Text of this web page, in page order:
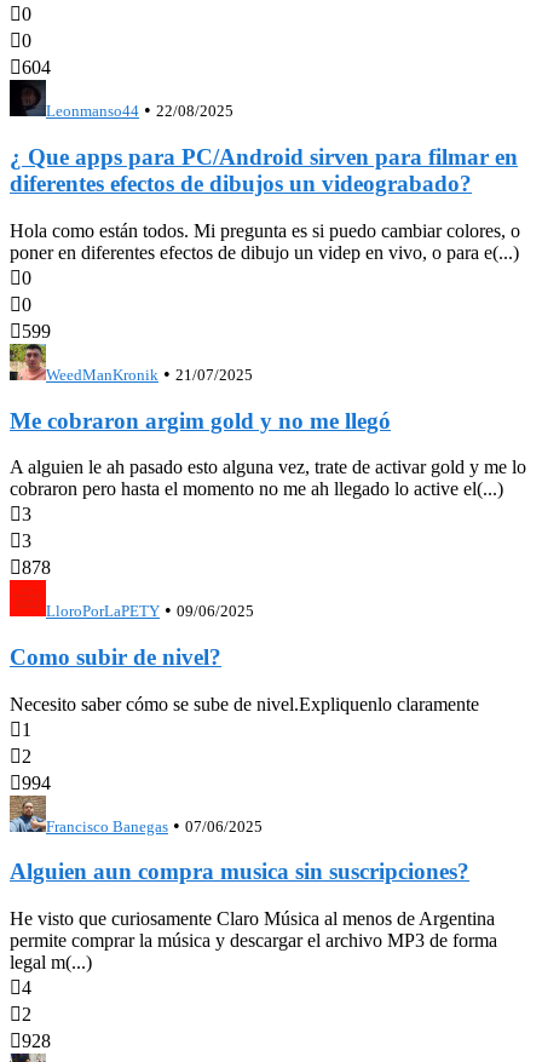
0
0
604
Leonmanso44 • 22/08/2025
¿ Que apps para PC/Android sirven para filmar en
diferentes efectos de dibujos un videograbado?
Hola como están todos. Mi pregunta es si puedo cambiar colores, o
poner en diferentes efectos de dibujo un videp en vivo, o para e(...)
0
0
599
WeedManKronik • 21/07/2025
Me cobraron argim gold y no me llegó
A alguien le ah pasado esto alguna vez, trate de activar gold y me lo
cobraron pero hasta el momento no me ah llegado lo active el(...)
3
3
878
LloroPorLaPETY • 09/06/2025
Como subir de nivel?
Necesito saber cómo se sube de nivel.Expliquenlo claramente
1
2
994
Francisco Banegas • 07/06/2025
Alguien aun compra musica sin suscripciones?
He visto que curiosamente Claro Música al menos de Argentina
permite comprar la música y descargar el archivo MP3 de forma
legal m(...)
4
2
928